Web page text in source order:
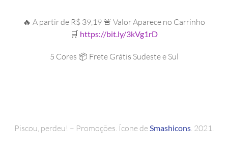
🔥 A partir de R$ 39,19 🚨 Valor Aparece no Carrinho
🛒 https://bit.ly/3kVg1rD
5 Cores 📦 Frete Grátis Sudeste e Sul
Piscou, perdeu! – Promoções. Ícone de Smashicons . 2021.